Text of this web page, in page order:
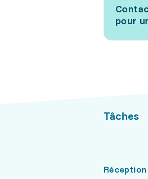
pour
Tâches
Réception